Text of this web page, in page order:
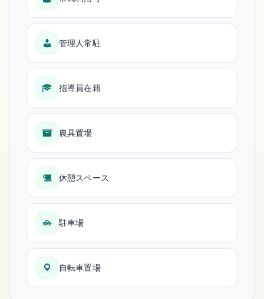
管理人常駐
指導員在籍
農具置場
休憩スペース
駐車場
自転車置場